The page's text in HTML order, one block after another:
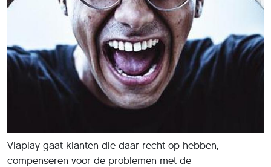
Viaplay gaat klanten die daar recht op hebben,
compenseren voor de problemen met de